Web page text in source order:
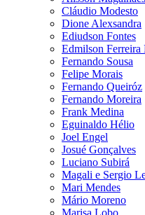
Cláudio Modesto
Dione Alexsandra
Ediudson Fontes
Edmilson Ferreira
Fernando Sousa
Felipe Morais
Fernando Queiróz
Fernando Moreira
Frank Medina
Eguinaldo Hélio
Joel Engel
Josué Gonçalves
Luciano Subirá
Magali e Sergio
Mari Mendes
Mário Moreno
Marisa Lobo